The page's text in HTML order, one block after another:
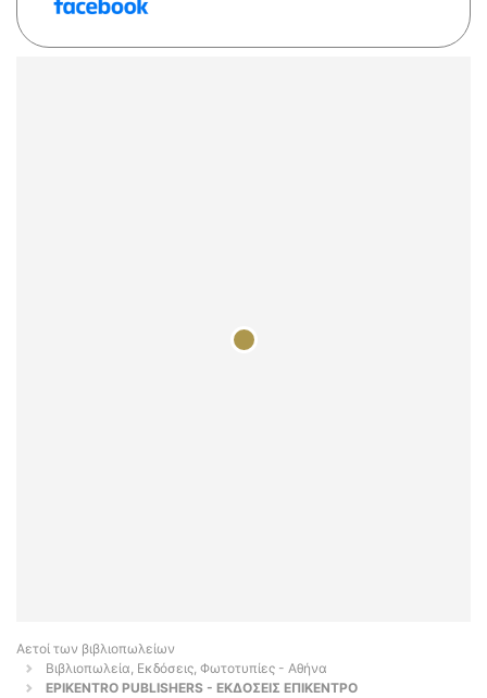
Αετοί των βιβλιοπωλείων
Βιβλιοπωλεία, Εκδόσεις, Φωτοτυπίες - Αθήνα
EPIKENTRO PUBLISHERS - ΕΚΔΟΣΕΙΣ ΕΠΙΚΕΝΤΡΟ